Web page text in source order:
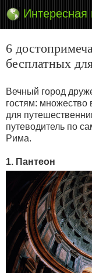
Интересная
6
бесплатных
Вечный город
гостям:
для
путеводитель по
Рима.
1. Пантеон